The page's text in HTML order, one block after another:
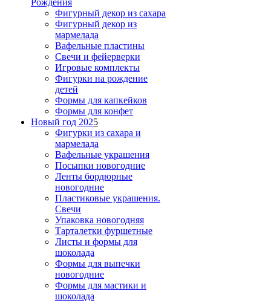
Фигурный декор из сахара
Фигурный декор из
мармелада
Вафельные пластины
Свечи и фейерверки
Игровые комплекты
Фигурки на рождение
детей
Формы для капкейков
Формы для конфет
Новый год 2025
Фигурки из сахара и
мармелада
Вафельные украшения
Посыпки новогодние
Ленты бордюрные
новогодние
Пластиковые украшения.
Свечи
Упаковка новогодняя
Тарталетки фуршетные
Листы и формы для
шоколада
Формы для выпечки
новогодние
Формы для мастики и
шоколада